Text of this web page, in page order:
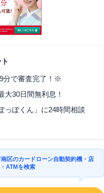
分で審査完了！※
大30日間無利息！
っぽくん」に24時間相談
区のカードローン自動契約機・店
ATMを検索